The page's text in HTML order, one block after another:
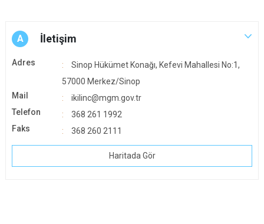
A İletişim
Adres
Sinop Hükümet Konağı, Kefevi Mahallesi No:1,
57000 Merkez/Sinop
Mail
ikilinc@mgm.gov.tr
Telefon
368 261 1992
Faks
368 260 2111
Haritada Gör